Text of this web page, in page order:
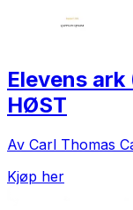
Elevens
HØST
Av Carl Thomas
Kjøp her